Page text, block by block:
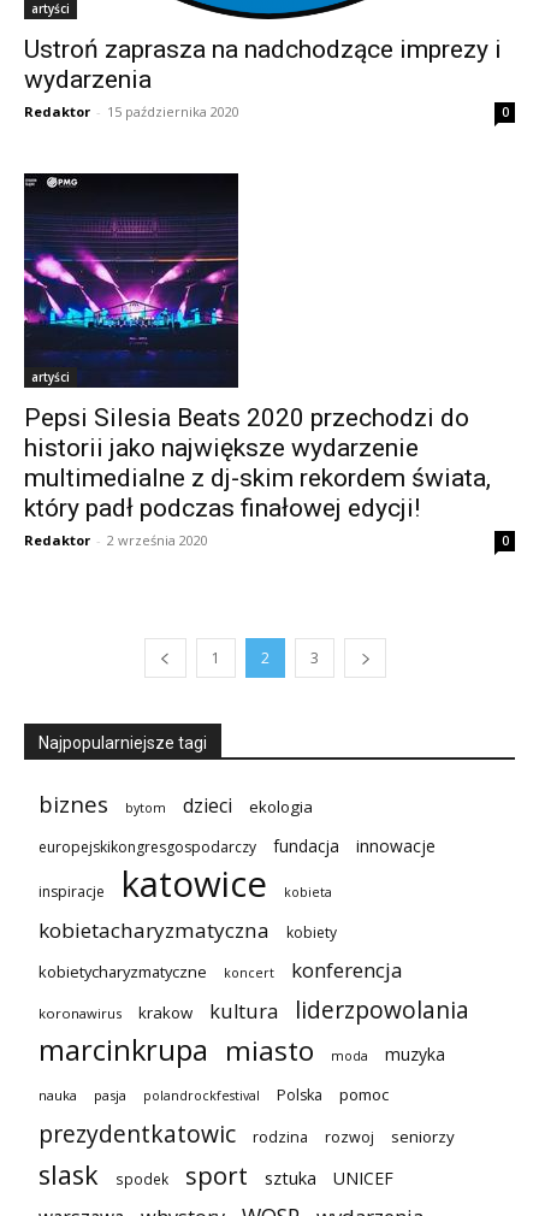
artyści
Ustroń zaprasza na nadchodzące imprezy i
wydarzenia
Redaktor - 15 października 2020 0
artyści
Pepsi Silesia Beats 2020 przechodzi do
historii jako największe wydarzenie
multimedialne z dj-skim rekordem świata,
który padł podczas finałowej edycji!
Redaktor - 2 września 2020 0
1 2 3
Najpopularniejsze tagi
biznes bytom dzieci ekologia
europejskikongresgospodarczy fundacja innowacje
inspiracje katowice kobieta
kobietacharyzmatyczna kobiety
kobietycharyzmatyczne koncert konferencja
koronawirus krakow kultura liderzpowolania
marcinkrupa miasto moda muzyka
nauka pasja polandrockfestival Polska pomoc
prezydentkatowic rodzina rozwoj seniorzy
slask spodek sport sztuka UNICEF